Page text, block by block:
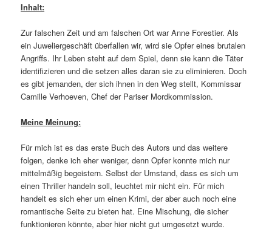
Inhalt:
Zur falschen Zeit und am falschen Ort war Anne Forestier. Als
ein Juweliergeschäft überfallen wir, wird sie Opfer eines brutalen
Angriffs. Ihr Leben steht auf dem Spiel, denn sie kann die Täter
identifizieren und die setzen alles daran sie zu eliminieren. Doch
es gibt jemanden, der sich ihnen in den Weg stellt, Kommissar
Camille Verhoeven, Chef der Pariser Mordkommission.
Meine Meinung:
Für mich ist es das erste Buch des Autors und das weitere
folgen, denke ich eher weniger, denn Opfer konnte mich nur
mittelmäßig begeistern. Selbst der Umstand, dass es sich um
einen Thriller handeln soll, leuchtet mir nicht ein. Für mich
handelt es sich eher um einen Krimi, der aber auch noch eine
romantische Seite zu bieten hat. Eine Mischung, die sicher
funktionieren könnte, aber hier nicht gut umgesetzt wurde.